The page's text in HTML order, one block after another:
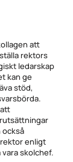
att
rektors
ledarskap
kan ge
stöd,
också
enligt
skolchef.